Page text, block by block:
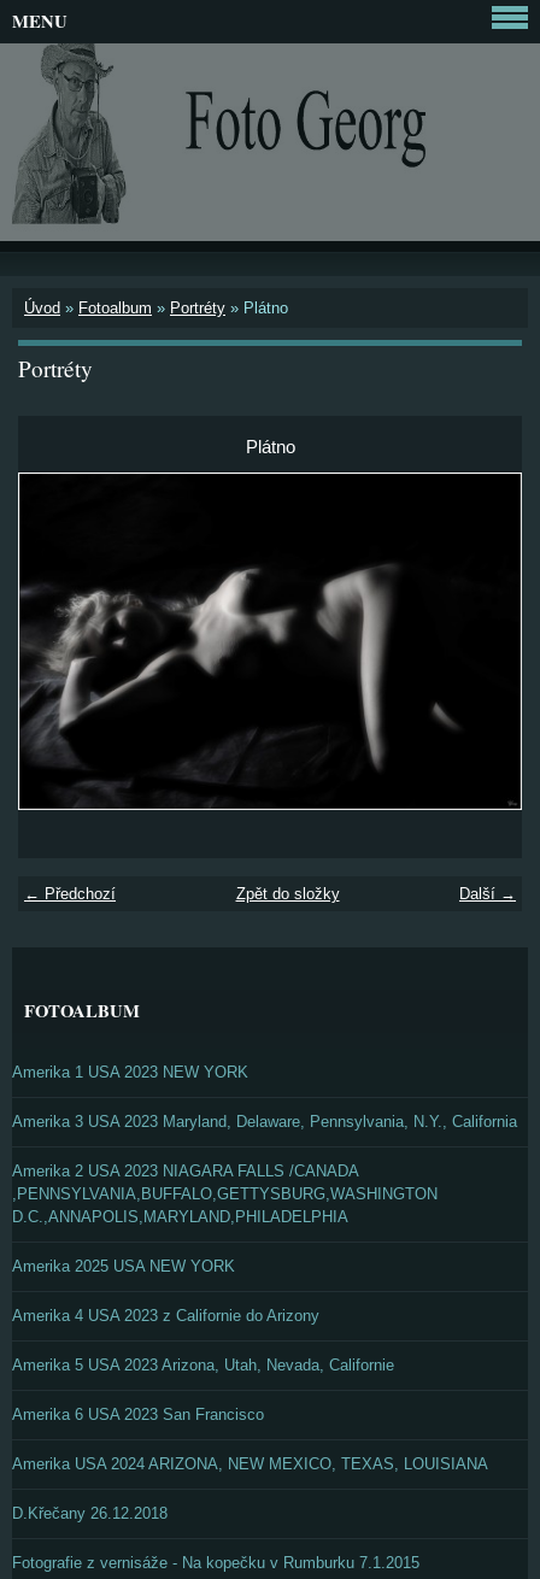
Úvod » Fotoalbum » Portréty » Plátno
Portréty
Plátno
← Předchozí Další →
Zpět do složky
MENU
FOTOALBUM
Amerika 1 USA 2023 NEW YORK
Amerika 3 USA 2023 Maryland, Delaware, Pennsylvania, N.Y., California
Amerika 2 USA 2023 NIAGARA FALLS /CANADA
,PENNSYLVANIA,BUFFALO,GETTYSBURG,WASHINGTON
D.C.,ANNAPOLIS,MARYLAND,PHILADELPHIA
Amerika 2025 USA NEW YORK
Amerika 4 USA 2023 z Californie do Arizony
Amerika 5 USA 2023 Arizona, Utah, Nevada, Californie
Amerika 6 USA 2023 San Francisco
Amerika USA 2024 ARIZONA, NEW MEXICO, TEXAS, LOUISIANA
D.Křečany 26.12.2018
Fotografie z vernisáže - Na kopečku v Rumburku 7.1.2015